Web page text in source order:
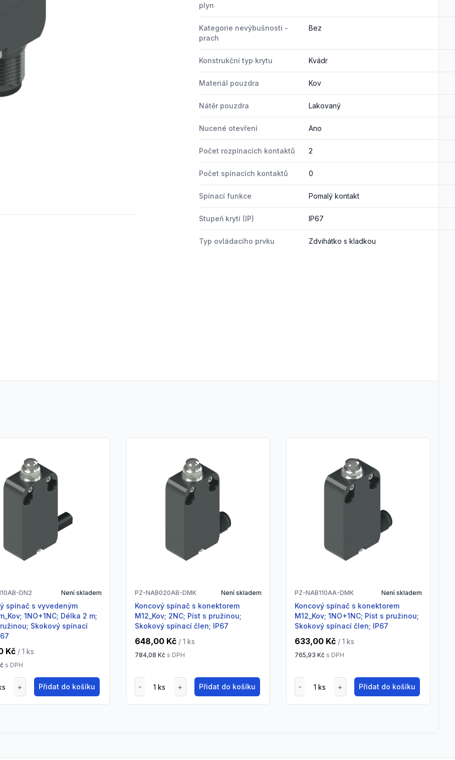
plyn
Kategorie nevýbušnosti -
prach
Bez
Konstrukční typ krytu Kvádr
Materiál pouzdra Kov
Nátěr pouzdra Lakovaný
Nucené otevření Ano
Počet rozpínacích kontaktů 2
Počet spínacích kontaktů 0
Spínací funkce Pomalý kontakt
Stupeň krytí (IP) IP67
Typ ovládacího prvku Zdvihátko s kladkou
DN2 Není skladem
1NO+1NC; Délka 2 m;
Skokový spínací
Kč / 1 ks
s DPH
Přidat do košíku
PZ-NAB020AB-DMK Není skladem
Koncový spínač s konektorem
M12_Kov; 2NC; Píst s pružinou;
Skokový spínací člen; IP67
648,00 Kč / 1 ks
784,08 Kč s DPH
Přidat do košíku
PZ-NAB110AA-DMK Není skladem
Koncový spínač s konektorem
M12_Kov; 1NO+1NC; Píst s pružinou;
Skokový spínací člen; IP67
633,00 Kč / 1 ks
765,93 Kč s DPH
Přidat do košíku